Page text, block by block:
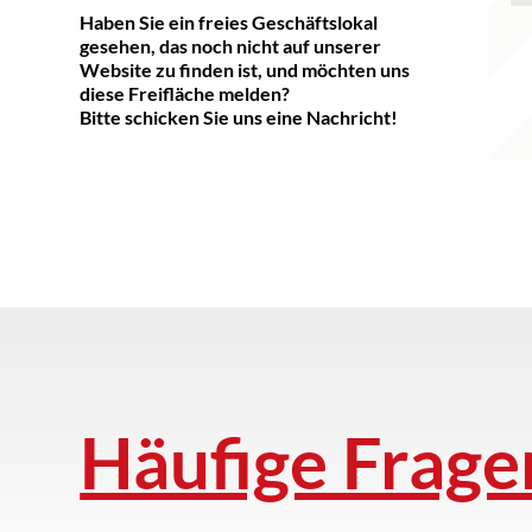
Haben Sie ein freies Geschäftslokal
gesehen, das noch nicht auf unserer
Website zu finden ist, und möchten uns
diese Freifläche melden?
Bitte schicken Sie uns eine Nachricht!
Häufige